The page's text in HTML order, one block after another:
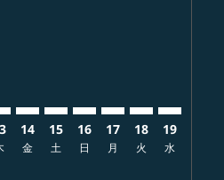
14
金
15
土
16
日
17
月
18
火
19
水